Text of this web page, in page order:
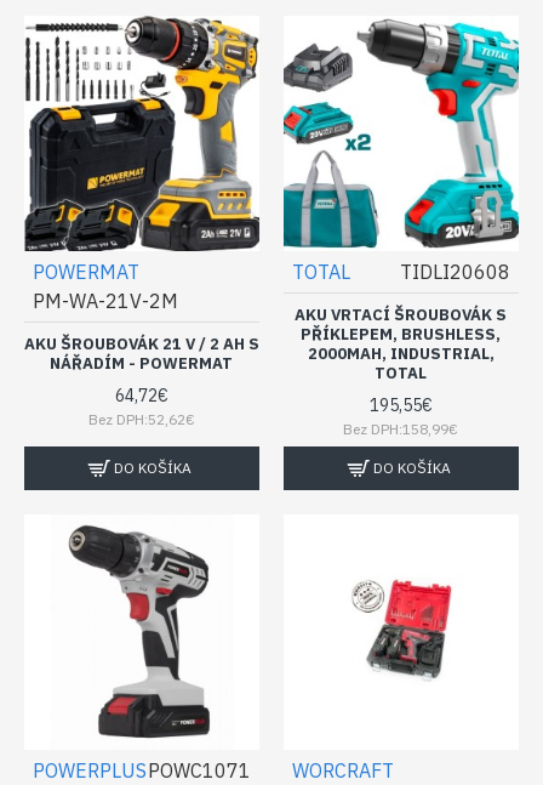
POWERMAT
PM-WA-21V-2M
AKU ŠROUBOVÁK 21 V / 2 AH S
NÁŘADÍM - POWERMAT
64,72€
Bez DPH:52,62€
DO KOŠÍKA
TOTAL TIDLI20608
AKU VRTACÍ ŠROUBOVÁK S
PŘÍKLEPEM, BRUSHLESS,
2000MAH, INDUSTRIAL,
TOTAL
195,55€
Bez DPH:158,99€
DO KOŠÍKA
POWERPLUSPOWC1071
WORCRAFT